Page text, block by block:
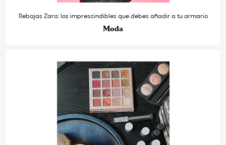
Rebajas Zara: los imprescindibles que debes añadir a tu armario
Moda